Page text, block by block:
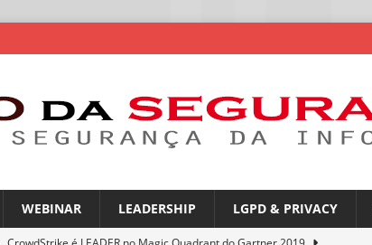
WEBINAR LEADERSHIP LGPD & PRIVACY